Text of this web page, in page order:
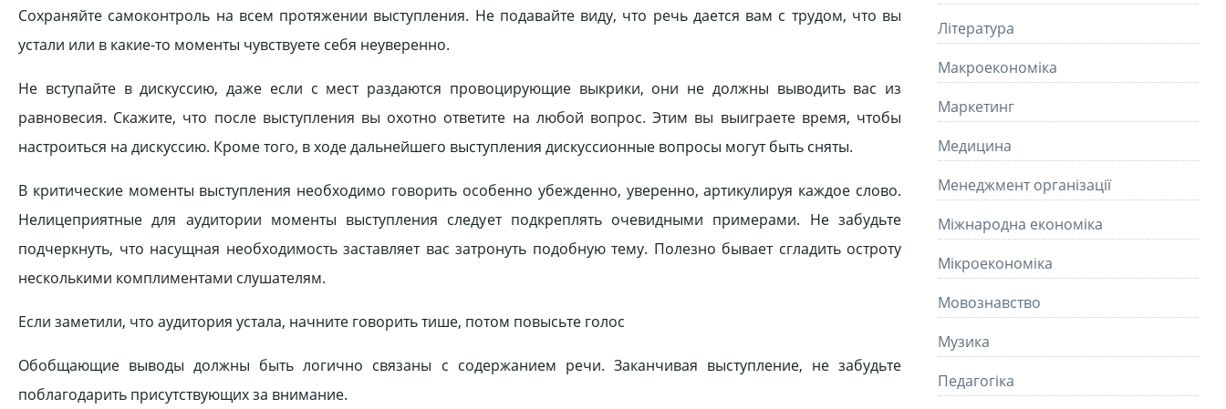
Сохраняйте самоконтроль на всем протяжении выступ­ления. Не подавайте виду, что речь дается вам с трудом, что вы
устали или в какие-то моменты чувствуете себя неуверенно.
Не вступайте в дискуссию, даже если с мест раздают­ся провоцирующие выкрики, они не должны выводить вас из
равновесия. Скажите, что после выступления вы охотно ответите на любой вопрос. Этим вы выиграете время, чтобы
настроиться на дискуссию. Кроме того, в ходе дальнейшего выступления дискуссионные вопросы могут быть сняты.
В критические моменты выступления необходимо го­ворить особенно убежденно, уверенно, артикулируя каж­дое слово.
Нелицеприятные для аудитории моменты выс­тупления следует подкреплять очевидными примерами. Не забудьте
подчеркнуть, что насущная необходимость зас­тавляет вас затронуть подобную тему. Полезно бывает сгла­дить остроту
несколькими комплиментами слушателям.
Если заметили, что аудитория устала, начните гово­рить тише, потом повысьте голос
Обобщающие выводы должны быть логично связаны с содержанием речи. Заканчивая выступление, не забудьте
поблагодарить присутствующих за внимание.
Літературa
Макроекономіка
Маркетинг
Медицина
Менеджмент організації
Міжнародна економіка
Мікроекономіка
Мовознавство
Музика
Педагогіка